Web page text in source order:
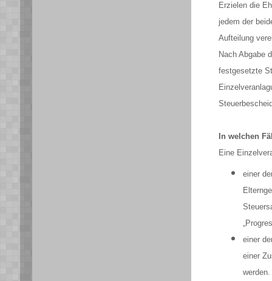
Erzielen die
jedem der
Aufteilung
Nach Abgabe
festgesetzte
In welchen
Eine
einer
einer
einer